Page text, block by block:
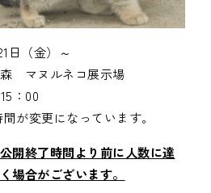
日（金）～
　マヌルネコ展示場
：00
が変更になっています。
開終了時間より前に人数に達
場合がございます。